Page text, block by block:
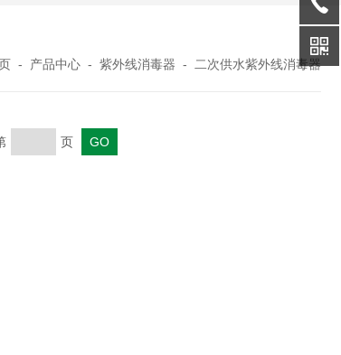
- 产品中心 - 紫外线消毒器 - 二次供水紫外线消毒器
页